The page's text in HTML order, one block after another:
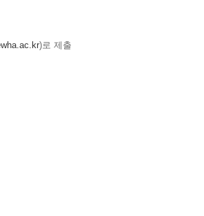
)로 제출